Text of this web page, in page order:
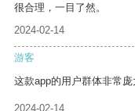
很合理，一目了然。
2024-02-14
游客
这款app的用户群体非常
2024-02-14